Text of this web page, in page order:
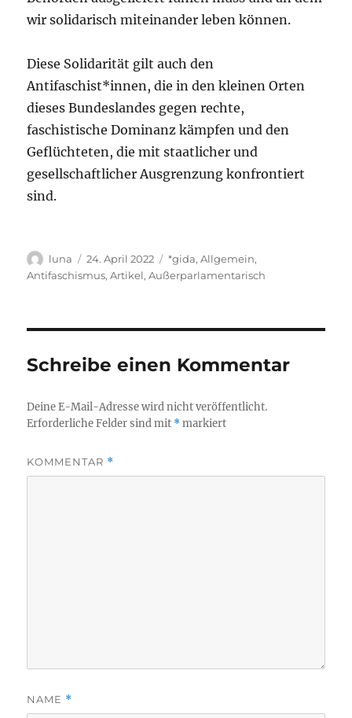
wir solidarisch miteinander leben können.
Diese Solidarität gilt auch den
Antifaschist*innen, die in den kleinen Orten
dieses Bundeslandes gegen rechte,
faschistische Dominanz kämpfenund den
Geflüchteten, die mit staatlicher und
gesellschaftlicher Ausgrenzung konfrontiert
sind.
Autor
luna
Veröffentlicht
am
24. April 2022 Kategorien
*gida,Allgemein,
Antifaschismus,Artikel,Außerparlamentarisch
Schreibe einen Kommentar
Deine E-Mail-Adresse wird nicht veröffentlicht.
Erforderliche Felder sind mit *markiert
KOMMENTAR *
NAME *